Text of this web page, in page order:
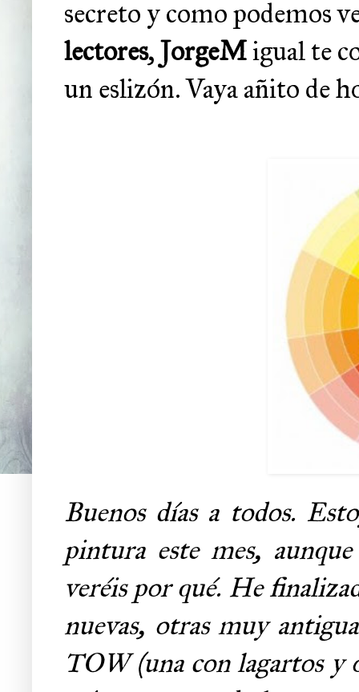
secreto y como podemos
lectores,JorgeMigual te
un eslizón. Vaya añito de
Buenos días a todos.
pintura este mes,
veréis por qué. He
nuevas, otras muy
TOW (una con lagartos